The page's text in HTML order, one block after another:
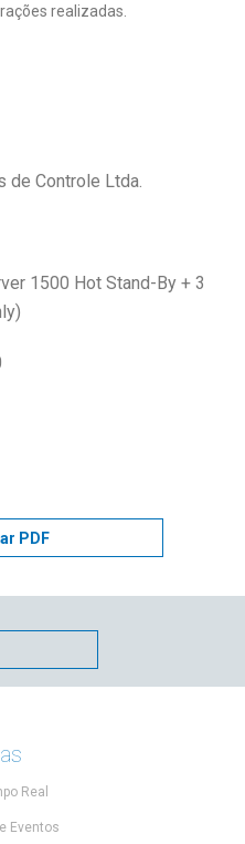
realizadas.
de Controle Ltda.
1500 Hot Stand-By + 3
PDF
Real
Eventos